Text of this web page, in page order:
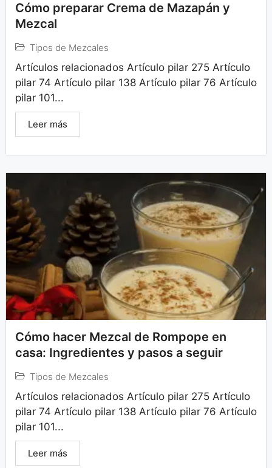
Cómo preparar Crema de Mazapán y
Mezcal
Tipos de Mezcales
Artículos relacionados Artículo pilar 275 Artículo
pilar 74 Artículo pilar 138 Artículo pilar 76 Artículo
pilar 101...
Leer más
Cómo hacer Mezcal de Rompope en
casa: Ingredientes y pasos a seguir
Tipos de Mezcales
Artículos relacionados Artículo pilar 275 Artículo
pilar 74 Artículo pilar 138 Artículo pilar 76 Artículo
pilar 101...
Leer más